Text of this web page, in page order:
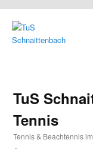
TuS
Tennis
Tennis & Beachtennis